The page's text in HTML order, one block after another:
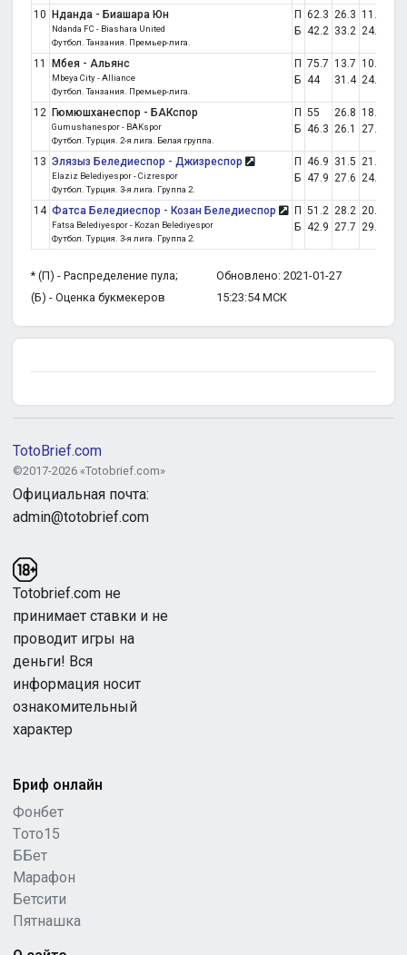
10 Нданда - Биашара Юн
Ndanda FC - Biashara United
Футбол. Танзания. Премьер-лига.
П
Б
62.3
42.2
26.3
33.2
11.4
24.7
11 Мбея - Альянс
Mbeya City - Alliance
Футбол. Танзания. Премьер-лига.
П
Б
75.7
44
13.7
31.4
10.6
24.6
12 Гюмюшханеспор - БАКспор
Gumushanespor - BAKspor
Футбол. Турция. 2-я лига. Белая группа.
П
Б
55
46.3
26.8
26.1
18.2
27.6
13 Элязыз Беледиеспор - Джизреспор
Elaziz Belediyespor - Cizrespor
Футбол. Турция. 3-я лига. Группа 2.
П
Б
46.9
47.9
31.5
27.6
21.7
24.6
14 Фатса Беледиеспор - Козан Беледиеспор
Fatsa Belediyespor - Kozan Belediyespor
Футбол. Турция. 3-я лига. Группа 2.
П
Б
51.2
42.9
28.2
27.7
20.6
29.5
* (П) - Распределение пула;
(Б) - Оценка букмекеров
Обновлено: 2021-01-27
15:23:54 МСК
TotoBrief.com
©2017-2026 «Totobrief.com»
Официальная почта:
admin@totobrief.com
Totobrief.com не
принимает ставки и не
проводит игры на
деньги! Вся
информация носит
ознакомительный
характер
Бриф онлайн
Фонбет
Tото15
ББет
Марафон
Бетсити
Пятнашка